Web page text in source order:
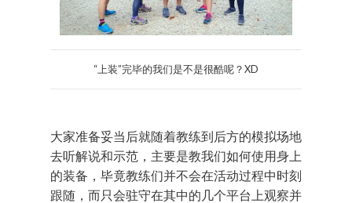
“上装”完毕的我们是不是很酷呢？XD
大家准备妥当后就随着教练到后方的模拟场地
去听解说和示范，主要是教我们如何使用身上
的装备，毕竟教练们并不会在活动过程中时刻
跟随，而只会驻守在其中的几个平台上观察并